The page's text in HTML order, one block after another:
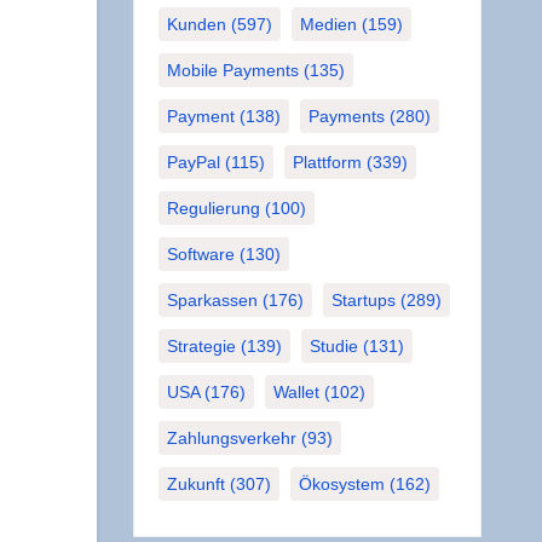
Kunden (597) Medien (159)
Mobile Payments(135)
Payment(138) Payments(280)
PayPal(115) Plattform (339)
Regulierung (100)
Software(130)
Sparkassen (176) Startups(289)
Strategie(139) Studie(131)
USA(176) Wallet(102)
Zahlungsverkehr(93)
Zukunft(307) Ökosystem (162)